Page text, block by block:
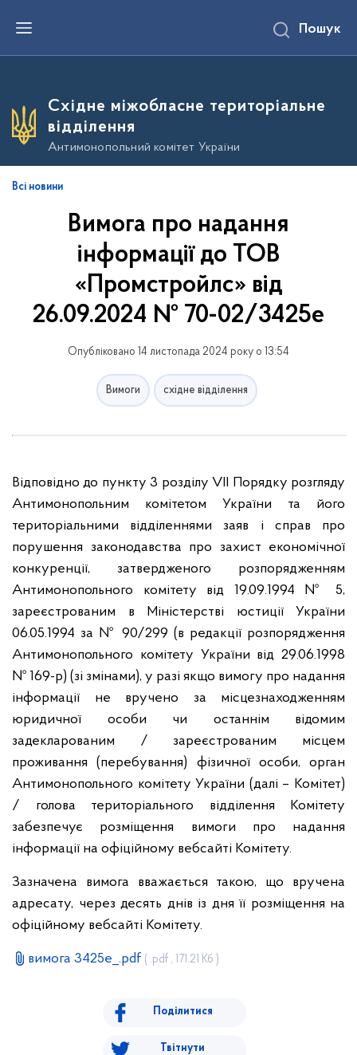
е
о
о
в
Пошук
Східне міжобласне територіальне
відділення
Антимонопольний комітет України
Всі новини
Вимога про надання
інформації до ТОВ
«Промстройлс» від
26.09.2024 № 70-02/3425е
Опубліковано 14 листопада 2024 року о 13:54
Вимоги східне відділення
Відповідно до пункту 3 розділу VII Порядку розгляду
Антимонопольним комітетом України та його
територіальними відділеннями заяв і справ про
порушення законодавства про захист економічної
конкуренції, затвердженого розпорядженням
Антимонопольного комітету від 19.09.1994 № 5,
зареєстрованим в Міністерстві юстиції України
06.05.1994 за № 90/299 (в редакції розпорядження
Антимонопольного комітету України від 29.06.1998
№ 169-р) (зі змінами), у разі якщо вимогу про надання
інформації не вручено за місцезнаходженням
юридичної особи чи останнім відомим
задекларованим / зареєстрованим місцем
проживання (перебування) фізичної особи, орган
Антимонопольного комітету України (далі – Комітет)
/ голова територіального відділення Комітету
забезпечує розміщення вимоги про надання
інформації на офіційному вебсайті Комітету.
Зазначена вимога вважається такою, що вручена
адресату, через десять днів із дня її розміщення на
офіційному вебсайті Комітету.
вимога 3425е_.pdf ( .pdf , 171.21 Кб )
Поділитися
Твітнути